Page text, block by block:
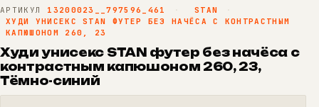
АРТИКУЛ 13200023__797596_461 · STAN
·
ХУДИ УНИСЕКС STAN ФУТЕР БЕЗ НАЧЁСА С КОНТРАСТНЫМ
КАПЮШОНОМ 260, 23
Худи унисекс STAN футер без начёса с
контрастным капюшоном 260, 23,
Тёмно-синий